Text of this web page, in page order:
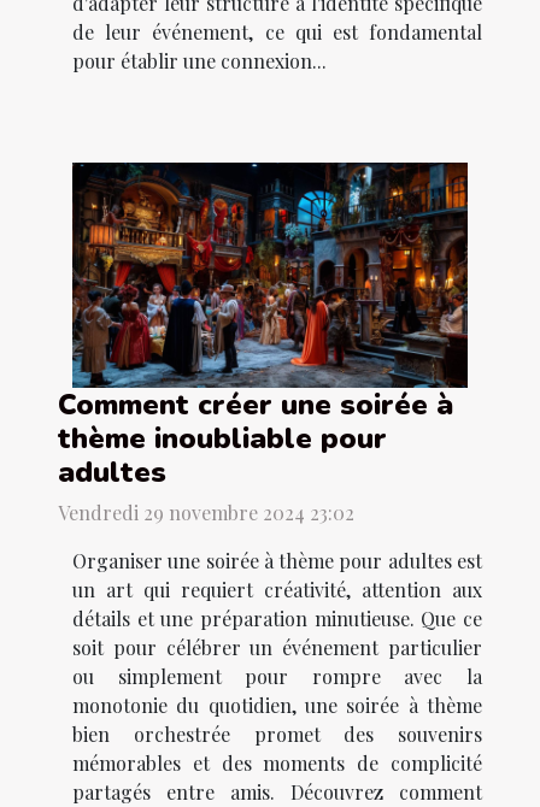
de leur événement, ce qui est fondamental
pour établir une connexion...
Comment créer une soirée à
thème inoubliable pour
adultes
Vendredi 29 novembre 2024 23:02
Organiser une soirée à thème pour adultes est
un art qui requiert créativité, attention aux
détails et une préparation minutieuse. Que ce
soit pour célébrer un événement particulier
ou simplement pour rompre avec la
monotonie du quotidien, une soirée à thème
bien orchestrée promet des souvenirs
mémorables et des moments de complicité
partagés entre amis. Découvrez comment